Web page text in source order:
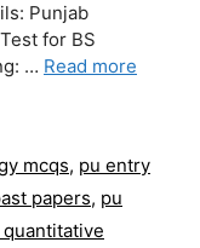
Punjab
for BS
… Read more
mcqs, pu entry
papers, pu